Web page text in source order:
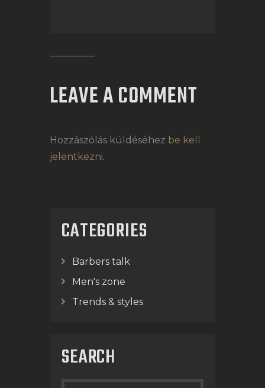
LEAVE A COMMENT
Hozzászólás küldéséhez be kell
jelentkezni.
CATEGORIES
Barbers talk
Men's zone
Trends & styles
SEARCH